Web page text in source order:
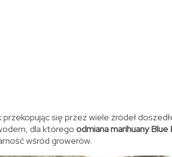
się przez wiele źródeł
dla którego odmiana marihuany Blue
wśród growerów.